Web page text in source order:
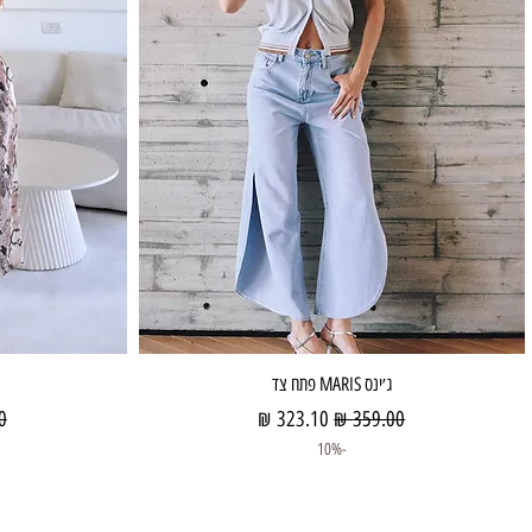
תצוגה מהירהג׳ינס MARIS פתח צד
מחיר רגיל‏359.00 ‏₪ מחיר מבצע
-10%
‏359.00 ‏₪